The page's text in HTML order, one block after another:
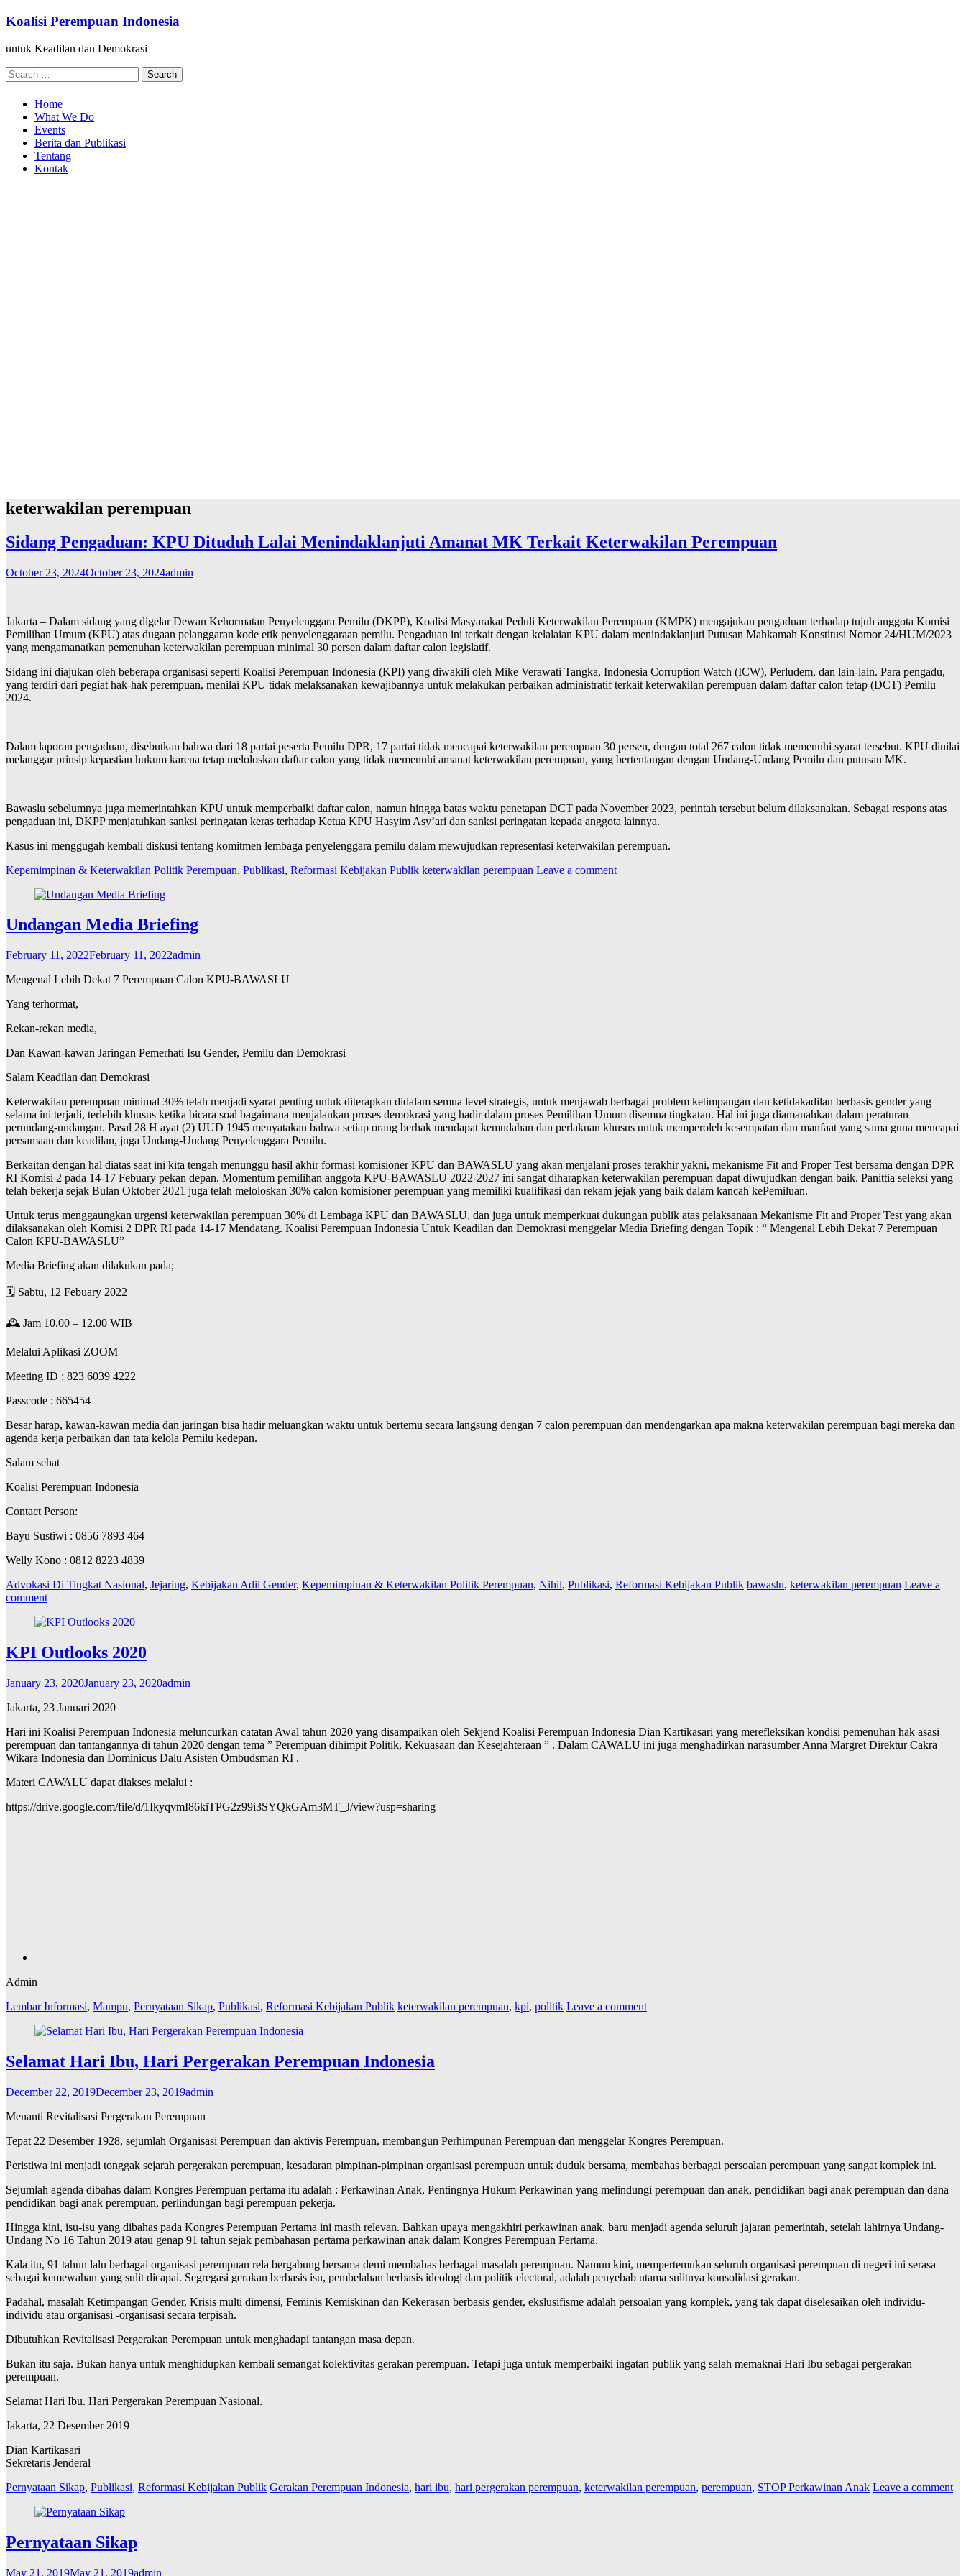
Skip
content
Koalisi Perempuan Indonesia
untuk Keadilan dan Demokrasi
Search
for:
Home
What We Do
Events
Berita dan Publikasi
Tentang
Kontak
keterwakilan perempuan
Sidang Pengaduan: KPU Dituduh Lalai Menindaklanjuti Amanat MK Terkait Keterwakilan Perempuan
October 23, 2024October 23, 2024admin
Jakarta – Dalam sidang yang digelar Dewan Kehormatan Penyelenggara Pemilu (DKPP), Koalisi Masyarakat Peduli Keterwakilan Perempuan (KMPK) mengajukan pengaduan terhadap tujuh anggota Komisi
Pemilihan Umum (KPU) atas dugaan pelanggaran kode etik penyelenggaraan pemilu. Pengaduan ini terkait dengan kelalaian KPU dalam menindaklanjuti Putusan Mahkamah Konstitusi Nomor 24/HUM/2023
yang mengamanatkan pemenuhan keterwakilan perempuan minimal 30 persen dalam daftar calon legislatif.
Sidang ini diajukan oleh beberapa organisasi seperti Koalisi Perempuan Indonesia (KPI) yang diwakili oleh Mike Verawati Tangka, Indonesia Corruption Watch (ICW), Perludem, dan lain-lain. Para pengadu,
yang terdiri dari pegiat hak-hak perempuan, menilai KPU tidak melaksanakan kewajibannya untuk melakukan perbaikan administratif terkait keterwakilan perempuan dalam daftar calon tetap (DCT) Pemilu
2024.
Dalam laporan pengaduan, disebutkan bahwa dari 18 partai peserta Pemilu DPR, 17 partai tidak mencapai keterwakilan perempuan 30 persen, dengan total 267 calon tidak memenuhi syarat tersebut. KPU dinilai
melanggar prinsip kepastian hukum karena tetap meloloskan daftar calon yang tidak memenuhi amanat keterwakilan perempuan, yang bertentangan dengan Undang-Undang Pemilu dan putusan MK.
Bawaslu sebelumnya juga memerintahkan KPU untuk memperbaiki daftar calon, namun hingga batas waktu penetapan DCT pada November 2023, perintah tersebut belum dilaksanakan. Sebagai respons atas
pengaduan ini, DKPP menjatuhkan sanksi peringatan keras terhadap Ketua KPU Hasyim Asy’ari dan sanksi peringatan kepada anggota lainnya.
Kasus ini menggugah kembali diskusi tentang komitmen lembaga penyelenggara pemilu dalam mewujudkan representasi keterwakilan perempuan.
Kepemimpinan & Keterwakilan Politik Perempuan, Publikasi, Reformasi Kebijakan Publik keterwakilan perempuan Leave a comment
Undangan Media Briefing
February 11, 2022February 11, 2022admin
Mengenal Lebih Dekat 7 Perempuan Calon KPU-BAWASLU
Yang terhormat,
Rekan-rekan media,
Dan Kawan-kawan Jaringan Pemerhati Isu Gender, Pemilu dan Demokrasi
Salam Keadilan dan Demokrasi
Keterwakilan perempuan minimal 30% telah menjadi syarat penting untuk diterapkan didalam semua level strategis, untuk menjawab berbagai problem ketimpangan dan ketidakadilan berbasis gender yang
selama ini terjadi, terlebih khusus ketika bicara soal bagaimana menjalankan proses demokrasi yang hadir dalam proses Pemilihan Umum disemua tingkatan. Hal ini juga diamanahkan dalam peraturan
perundang-undangan. Pasal 28 H ayat (2) UUD 1945 menyatakan bahwa setiap orang berhak mendapat kemudahan dan perlakuan khusus untuk memperoleh kesempatan dan manfaat yang sama guna mencapai
persamaan dan keadilan, juga Undang-Undang Penyelenggara Pemilu.
Berkaitan dengan hal diatas saat ini kita tengah menunggu hasil akhir formasi komisioner KPU dan BAWASLU yang akan menjalani proses terakhir yakni, mekanisme Fit and Proper Test bersama dengan DPR
RI Komisi 2 pada 14-17 Febuary pekan depan. Momentum pemilihan anggota KPU-BAWASLU 2022-2027 ini sangat diharapkan keterwakilan perempuan dapat diwujudkan dengan baik. Panittia seleksi yang
telah bekerja sejak Bulan Oktober 2021 juga telah meloloskan 30% calon komisioner perempuan yang memiliki kualifikasi dan rekam jejak yang baik dalam kancah kePemiluan.
Untuk terus menggaungkan urgensi keterwakilan perempuan 30% di Lembaga KPU dan BAWASLU, dan juga untuk memperkuat dukungan publik atas pelaksanaan Mekanisme Fit and Proper Test yang akan
dilaksanakan oleh Komisi 2 DPR RI pada 14-17 Mendatang. Koalisi Perempuan Indonesia Untuk Keadilan dan Demokrasi menggelar Media Briefing dengan Topik : “ Mengenal Lebih Dekat 7 Perempuan
Calon KPU-BAWASLU”
Media Briefing akan dilakukan pada;
🗓️ Sabtu, 12 Febuary 2022
🕰️ Jam 10.00 – 12.00 WIB
Melalui Aplikasi ZOOM
Meeting ID : 823 6039 4222
Passcode : 665454
Besar harap, kawan-kawan media dan jaringan bisa hadir meluangkan waktu untuk bertemu secara langsung dengan 7 calon perempuan dan mendengarkan apa makna keterwakilan perempuan bagi mereka dan
agenda kerja perbaikan dan tata kelola Pemilu kedepan.
Salam sehat
Koalisi Perempuan Indonesia
Contact Person:
Bayu Sustiwi : 0856 7893 464
Welly Kono : 0812 8223 4839
Advokasi Di Tingkat Nasional, Jejaring, Kebijakan Adil Gender, Kepemimpinan & Keterwakilan Politik Perempuan, Nihil, Publikasi, Reformasi Kebijakan Publik bawaslu, keterwakilan perempuan Leave a
comment
KPI Outlooks 2020
January 23, 2020January 23, 2020admin
Jakarta, 23 Januari 2020
Hari ini Koalisi Perempuan Indonesia meluncurkan catatan Awal tahun 2020 yang disampaikan oleh Sekjend Koalisi Perempuan Indonesia Dian Kartikasari yang merefleksikan kondisi pemenuhan hak asasi
perempuan dan tantangannya di tahun 2020 dengan tema ” Perempuan dihimpit Politik, Kekuasaan dan Kesejahteraan ” . Dalam CAWALU ini juga menghadirkan narasumber Anna Margret Direktur Cakra
Wikara Indonesia dan Dominicus Dalu Asisten Ombudsman RI .
Materi CAWALU dapat diakses melalui :
https://drive.google.com/file/d/1IkyqvmI86kiTPG2z99i3SYQkGAm3MT_J/view?usp=sharing
Admin
Lembar Informasi, Mampu, Pernyataan Sikap, Publikasi, Reformasi Kebijakan Publik keterwakilan perempuan, kpi, politik Leave a comment
Selamat Hari Ibu, Hari Pergerakan Perempuan Indonesia
December 22, 2019December 23, 2019admin
Menanti Revitalisasi Pergerakan Perempuan
Tepat 22 Desember 1928, sejumlah Organisasi Perempuan dan aktivis Perempuan, membangun Perhimpunan Perempuan dan menggelar Kongres Perempuan.
Peristiwa ini menjadi tonggak sejarah pergerakan perempuan, kesadaran pimpinan-pimpinan organisasi perempuan untuk duduk bersama, membahas berbagai persoalan perempuan yang sangat komplek ini.
Sejumlah agenda dibahas dalam Kongres Perempuan pertama itu adalah : Perkawinan Anak, Pentingnya Hukum Perkawinan yang melindungi perempuan dan anak, pendidikan bagi anak perempuan dan dana
pendidikan bagi anak perempuan, perlindungan bagi perempuan pekerja.
Hingga kini, isu-isu yang dibahas pada Kongres Perempuan Pertama ini masih relevan. Bahkan upaya mengakhiri perkawinan anak, baru menjadi agenda seluruh jajaran pemerintah, setelah lahirnya Undang-
Undang No 16 Tahun 2019 atau genap 91 tahun sejak pembahasan pertama perkawinan anak dalam Kongres Perempuan Pertama.
Kala itu, 91 tahun lalu berbagai organisasi perempuan rela bergabung bersama demi membahas berbagai masalah perempuan. Namun kini, mempertemukan seluruh organisasi perempuan di negeri ini serasa
sebagai kemewahan yang sulit dicapai. Segregasi gerakan berbasis isu, pembelahan berbasis ideologi dan politik electoral, adalah penyebab utama sulitnya konsolidasi gerakan.
Padahal, masalah Ketimpangan Gender, Krisis multi dimensi, Feminis Kemiskinan dan Kekerasan berbasis gender, ekslusifisme adalah persoalan yang komplek, yang tak dapat diselesaikan oleh individu-
individu atau organisasi -organisasi secara terpisah.
Dibutuhkan Revitalisasi Pergerakan Perempuan untuk menghadapi tantangan masa depan.
Bukan itu saja. Bukan hanya untuk menghidupkan kembali semangat kolektivitas gerakan perempuan. Tetapi juga untuk memperbaiki ingatan publik yang salah memaknai Hari Ibu sebagai pergerakan
perempuan.
Selamat Hari Ibu. Hari Pergerakan Perempuan Nasional.
Jakarta, 22 Desember 2019
Dian Kartikasari
Sekretaris Jenderal
Pernyataan Sikap, Publikasi, Reformasi Kebijakan Publik Gerakan Perempuan Indonesia, hari ibu, hari pergerakan perempuan, keterwakilan perempuan, perempuan, STOP Perkawinan Anak Leave a comment
Pernyataan Sikap
May 21, 2019May 21, 2019admin